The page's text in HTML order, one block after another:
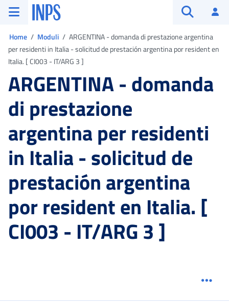
Vai al menu principale
Vai al contenuto principale
Vai al pie' di pagina
INPS ()
Home Moduli
ARGENTINA - domanda di prestazione argentina
per residenti in Italia - solicitud de prestación argentina por resident en
Italia. [ CI003 - IT/ARG 3 ]
ARGENTINA - domanda
di prestazione
argentina per residenti
in Italia - solicitud de
prestación argentina
por resident en Italia. [
CI003 - IT/ARG 3 ]